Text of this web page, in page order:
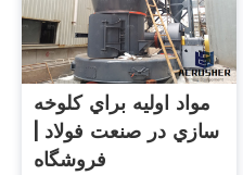
مواد اولیه براي کلوخه
سازي در صنعت فولاد |
فروشگاه